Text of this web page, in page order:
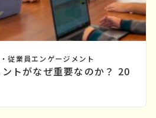
トがなぜ重要なのか？ 20
従業員エンゲージメント